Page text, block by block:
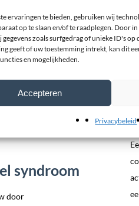
ervaringen te bieden, gebruiken wij
op te slaan en/of te raadplegen. Door
gegevens zoals surfgedrag of unieke ID's op
geeft of uw toestemming intrekt, kan dit
en mogelijkheden.
Accepteren
Privacybeleid
bijdragen aan het
en soms
spierzwakte en
om andere
syndroom
door